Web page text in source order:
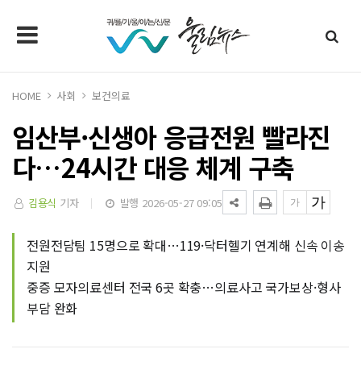
HOME 사회 보건의료
임산부·신생아 응급전원 빨라진
다…24시간 대응 체계 구축
김용식 기자 발행 2026-05-27 09:05
전원전담팀 15명으로 확대…119·닥터헬기 연계해 신속 이송
지원
중증 모자의료센터 전국 6곳 확충…의료사고 국가보상·형사
부담 완화